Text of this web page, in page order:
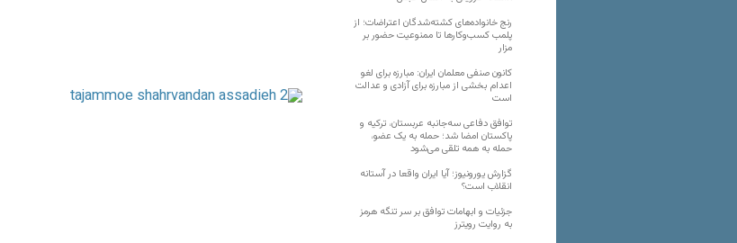
رنج خانواده‌های کشته‌شدگان اعتراضات؛ از
پلمب کسب‌وکارها تا ممنوعیت حضور بر
مزار
کانون صنفی معلمان ایران: مبارزه برای لغو
اعدام بخشی از مبارزه برای آزادی و عدالت
است
توافق دفاعی سه‌جانبه عربستان، ترکیه و
پاکستان امضا شد؛ حمله به یک عضو،
حمله به همه تلقی می‌شود
گزارش یورونیوز؛ آیا ایران واقعا در آستانه
انقلاب است؟
جزئیات و ابهامات توافق بر سر تنگه هرمز
به روایت رویترز